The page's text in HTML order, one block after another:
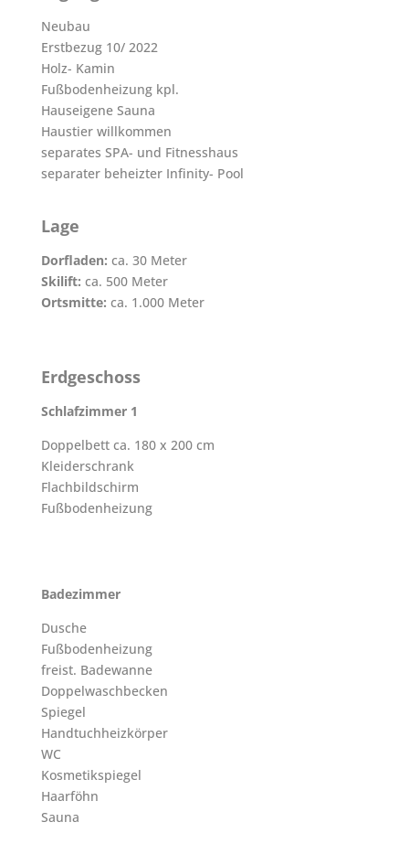
Neubau
Erstbezug 10/ 2022
Holz- Kamin
Fußbodenheizung kpl.
Hauseigene Sauna
Haustier willkommen
separates SPA- und Fitnesshaus
separater beheizter Infinity- Pool
Lage
Dorfladen: ca. 30 Meter
Skilift: ca. 500 Meter
Ortsmitte: ca. 1.000 Meter
Erdgeschoss
Schlafzimmer 1
Doppelbett ca. 180 x 200 cm
Kleiderschrank
Flachbildschirm
Fußbodenheizung
Badezimmer
Dusche
Fußbodenheizung
freist. Badewanne
Doppelwaschbecken
Spiegel
Handtuchheizkörper
WC
Kosmetikspiegel
Haarföhn
Sauna